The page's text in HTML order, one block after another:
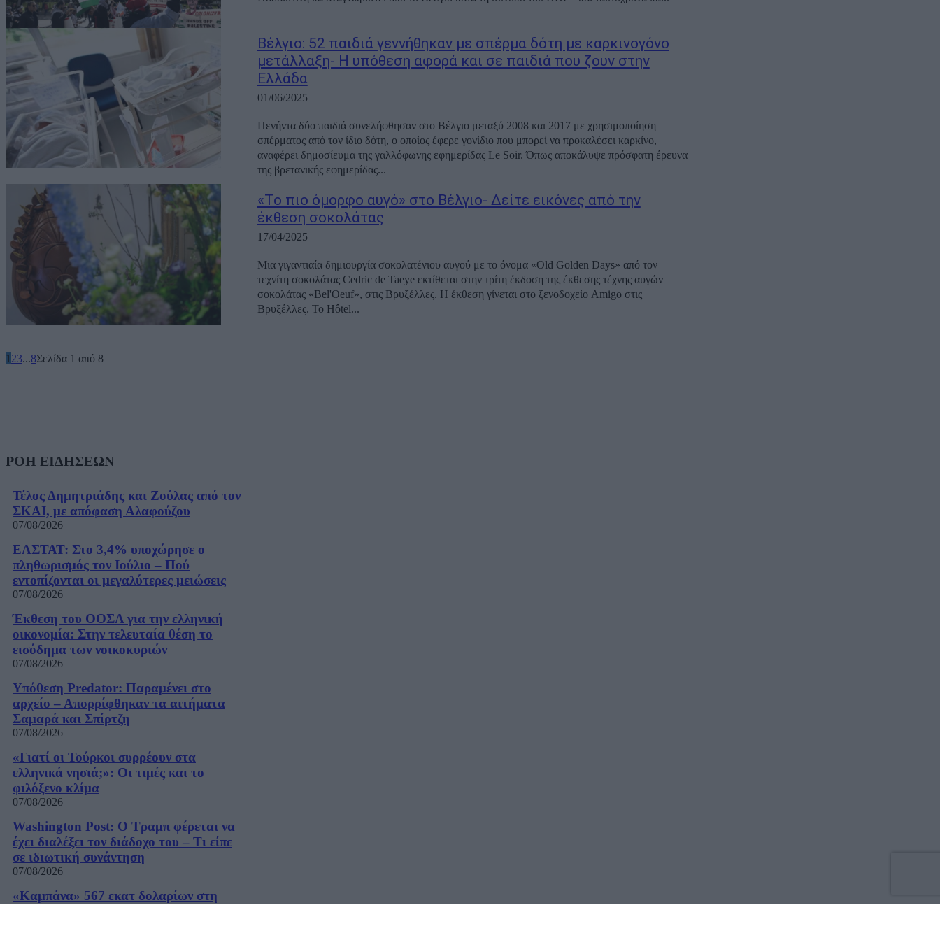
Βέλγιο: 52 παιδιά γεννήθηκαν με σπέρμα δότη με καρκινογόνο
μετάλλαξη- Η υπόθεση αφορά και σε παιδιά που ζουν στην
Ελλάδα
01/06/2025
Πενήντα δύο παιδιά συνελήφθησαν στο Βέλγιο μεταξύ 2008 και 2017 με χρησιμοποίηση
σπέρματος από τον ίδιο δότη, ο οποίος έφερε γονίδιο που μπορεί να προκαλέσει καρκίνο,
αναφέρει δημοσίευμα της γαλλόφωνης εφημερίδας Le Soir. Όπως αποκάλυψε πρόσφατη έρευνα
της βρετανικής εφημερίδας...
«Το πιο όμορφο αυγό» στο Βέλγιο- Δείτε εικόνες από την
έκθεση σοκολάτας
17/04/2025
Μια γιγαντιαία δημιουργία σοκολατένιου αυγού με το όνομα «Old Golden Days» από τον
τεχνίτη σοκολάτας Cedric de Taeye εκτίθεται στην τρίτη έκδοση της έκθεσης τέχνης αυγών
σοκολάτας «Bel'Oeuf», στις Βρυξέλλες. Η έκθεση γίνεται στο ξενοδοχείο Amigo στις
Βρυξέλλες. Το Hôtel...
1 23...8Σελίδα 1 από 8
ΡΟΗ ΕΙΔΗΣΕΩΝ
Τέλος Δημητριάδης και Ζούλας από τον
ΣΚΑΙ, με απόφαση Αλαφούζου
07/08/2026
ΕΛΣΤΑΤ: Στο 3,4% υποχώρησε ο
πληθωρισμός τον Ιούλιο – Πού
εντοπίζονται οι μεγαλύτερες μειώσεις
07/08/2026
Έκθεση του ΟΟΣΑ για την ελληνική
οικονομία: Στην τελευταία θέση το
εισόδημα των νοικοκυριών
07/08/2026
Υπόθεση Predator: Παραμένει στο
αρχείο – Απορρίφθηκαν τα αιτήματα
Σαμαρά και Σπίρτζη
07/08/2026
«Γιατί οι Τούρκοι συρρέουν στα
ελληνικά νησιά;»: Οι τιμές και το
φιλόξενο κλίμα
07/08/2026
Washington Post: Ο Τραμπ φέρεται να
έχει διαλέξει τον διάδοχο του – Τι είπε
σε ιδιωτική συνάντηση
07/08/2026
«Καμπάνα» 567 εκατ δολαρίων στη